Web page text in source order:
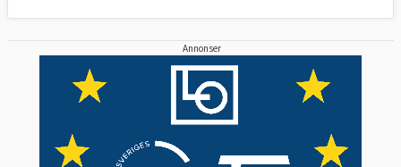
Annonser